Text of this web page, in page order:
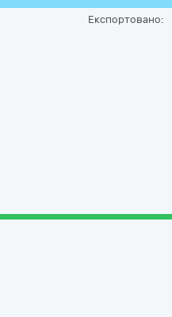
Експортовано: